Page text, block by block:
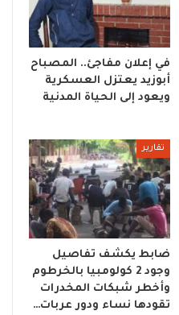
في إعلان مفاجئ.. المصباح
أبوزيد يعتزل العسكرية
ويعود إلى الحياة المدنية
تقارير
ضابط يكشف تفاصيل
وجود 2 كولومبيا بالخرطوم
وأخطر شبكات المخدرات
تقودها نساء ودور عربات…